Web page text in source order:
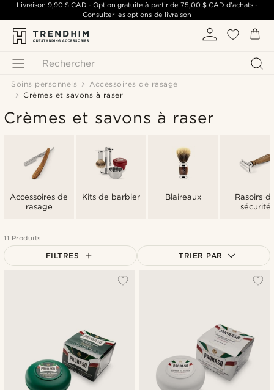
Rechercher
Livraison 9,90 $ CAD - Option gratuite à partir de 75,00 $ CAD d'achats -
Consulter les options de livraison
Soins personnels
Accessoires de rasage
Crèmes et savons à raser
Crèmes et savons à raser
Accessoires de
rasage
Kits de barbier Blaireaux
Rasoirs
sécurité
11 Produits
FILTRES TRIER PAR
Prix décroissant